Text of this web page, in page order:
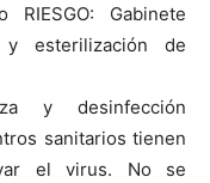
Gabinete
esterilización de
y desinfección
sanitarios tienen
el virus. No se